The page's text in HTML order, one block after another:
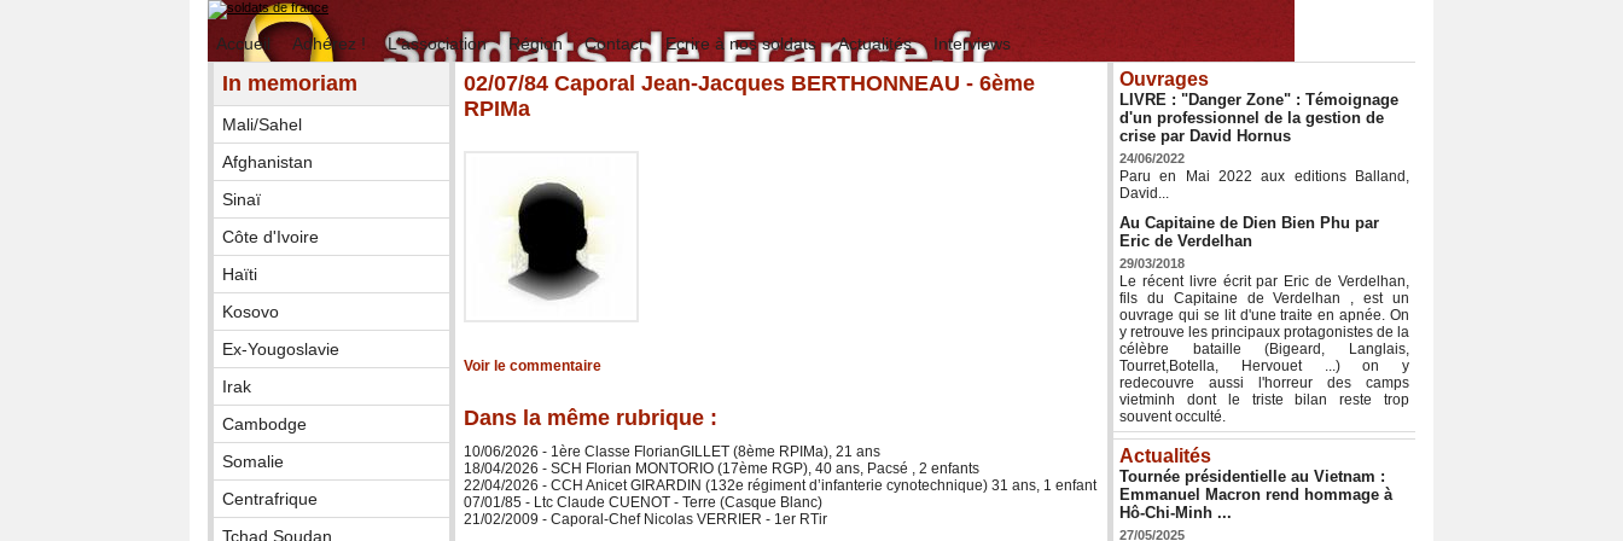
Accueil Adhérez ! L'association Région Contact Ecrire à nos soldats Actualités Interviews
In memoriam
Mali/Sahel
Afghanistan
Sinaï
Côte d'Ivoire
Haïti
Kosovo
Ex-Yougoslavie
Irak
Cambodge
Somalie
Centrafrique
Tchad Soudan
02/07/84 Caporal Jean-Jacques BERTHONNEAU - 6ème
RPIMa
Voir le commentaire
Dans la même rubrique :
10/06/2026 - 1ère Classe FlorianGILLET (8ème RPIMa), 21 ans
18/04/2026 - SCH Florian MONTORIO (17ème RGP), 40 ans, Pacsé , 2 enfants
22/04/2026 - CCH Anicet GIRARDIN (132e régiment d’infanterie cynotechnique) 31 ans, 1 enfant
07/01/85 - Ltc Claude CUENOT - Terre (Casque Blanc)
21/02/2009 - Caporal-Chef Nicolas VERRIER - 1er RTir
Ouvrages
LIVRE : "Danger Zone" : Témoignage
d'un professionnel de la gestion de
crise par David Hornus
24/06/2022
Paru en Mai 2022 aux editions Balland,
David...
Au Capitaine de Dien Bien Phu par
Eric de Verdelhan
29/03/2018
Le récent livre écrit par Eric de Verdelhan,
fils du Capitaine de Verdelhan , est un
ouvrage qui se lit d'une traite en apnée. On
y retrouve les principaux protagonistes de la
célèbre bataille (Bigeard, Langlais,
Tourret,Botella, Hervouet ...) on y
redecouvre aussi l'horreur des camps
vietminh dont le triste bilan reste trop
souvent occulté.
Actualités
Tournée présidentielle au Vietnam :
Emmanuel Macron rend hommage à
Hô-Chi-Minh ...
27/05/2025